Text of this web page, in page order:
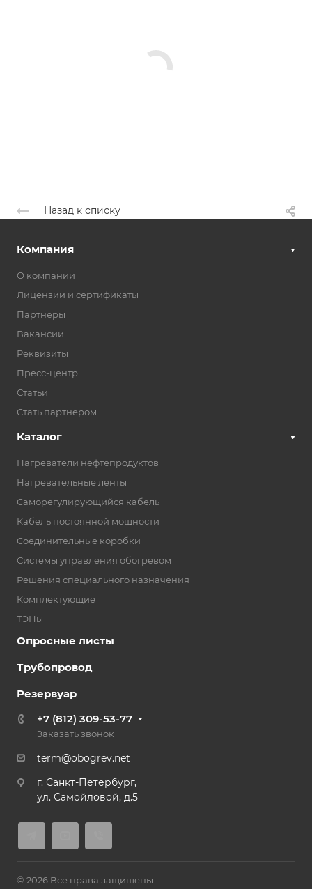
Назад к списку
Компания
О компании
Лицензии и сертификаты
Партнеры
Вакансии
Реквизиты
Пресс-центр
Статьи
Стать партнером
Каталог
Нагреватели нефтепродуктов
Нагревательные ленты
Саморегулирующийся кабель
Кабель постоянной мощности
Соединительные коробки
Системы управления обогревом
Решения специального назначения
Комплектующие
ТЭНы
Опросные листы
Трубопровод
Резервуар
+7 (812) 309-53-77
Заказать звонок
term@obogrev.net
г. Санкт-Петербург,
ул. Самойловой, д.5
© 2026 Все права защищены.